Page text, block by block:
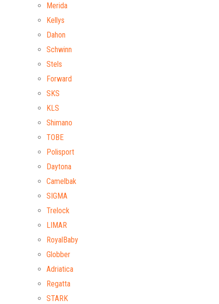
Merida
Kellys
Dahon
Schwinn
Stels
Forward
SKS
KLS
Shimano
TOBE
Polisport
Daytona
Camelbak
SIGMA
Trelock
LIMAR
RoyalBaby
Globber
Adriatica
Regatta
STARK